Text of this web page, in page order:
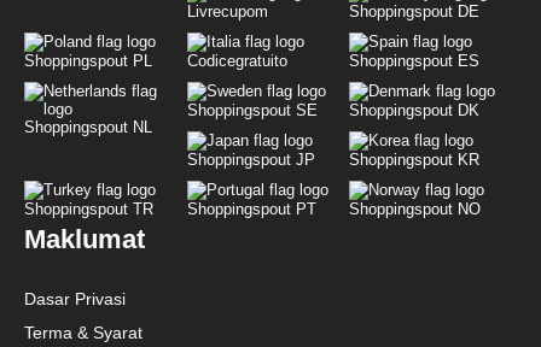
Livrecupom Shoppingspout DE
Shoppingspout PL Codicegratuito Shoppingspout ES
Shoppingspout NL
Shoppingspout SE Shoppingspout DK
Shoppingspout JP Shoppingspout KR
Shoppingspout TR Shoppingspout PT Shoppingspout NO
Maklumat
Dasar Privasi
Terma & Syarat